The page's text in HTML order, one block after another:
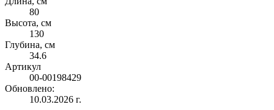
80
Высота, см
130
Глубина, см
34.6
Артикул
00-00198429
Обновлено:
10.03.2026 г.